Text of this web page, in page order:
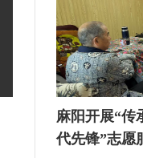
麻阳开展“传
代先锋”志愿